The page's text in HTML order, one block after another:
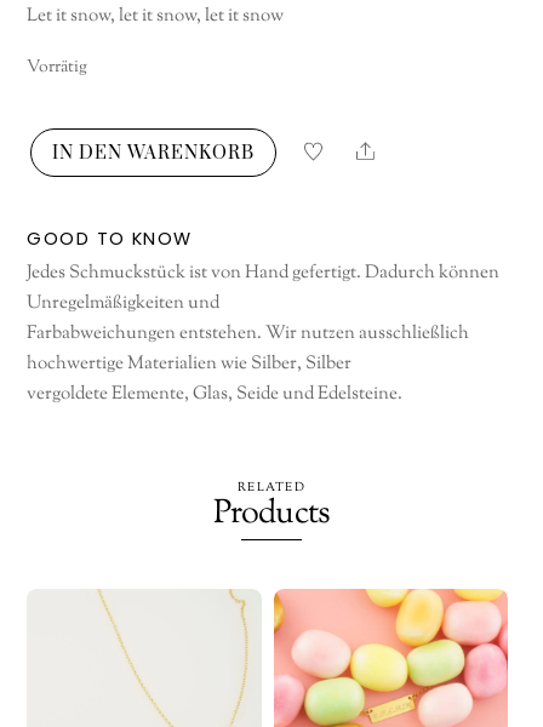
Let it snow, let it snow, let it snow
Vorrätig
Let
Snow!
Let
It
Snow!
Let
It
Snow!
IN DEN WARENKORB Share
GOOD TO KNOW
Jedes Schmuckstück ist von Hand gefertigt. Dadurch können
Unregelmäßigkeiten und
Farbabweichungen entstehen. Wir nutzen ausschließlich
hochwertige Materialien wie Silber, Silber
vergoldete Elemente, Glas, Seide und Edelsteine.
RELATED
Products